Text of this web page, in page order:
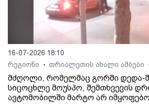
16-07-2026 18:10
რეგიონი
• თრიალეთის ახალი ამბები
მძღოლი, რომელმაც გორში დედა-
სიცოცხლე მოუსპო, შემთხვევის
ავტომობილში მარტო არ